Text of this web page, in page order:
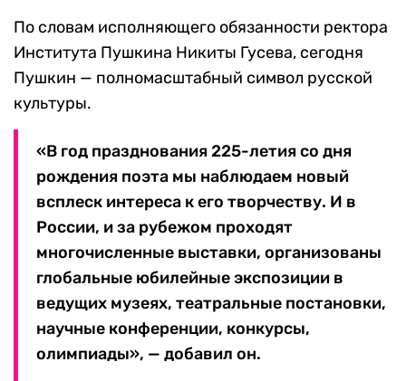
По словам исполняющего обязанности ректора
Института Пушкина Никиты Гусева, сегодня
Пушкин — полномасштабный символ русской
культуры.
«В год празднования 225-летия со дня
рождения поэта мы наблюдаем новый
всплеск интереса к его творчеству. И в
России, и за рубежом проходят
многочисленные выставки, организованы
глобальные юбилейные экспозиции в
ведущих музеях, театральные постановки,
научные конференции, конкурсы,
олимпиады», — добавил он.